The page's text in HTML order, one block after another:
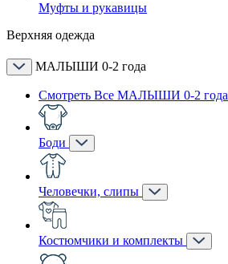
Муфты и рукавицы
Верхняя одежда
МАЛЫШИ 0-2 года
Смотреть Все МАЛЫШИ 0-2 года
Боди
Человечки, слипы
Костюмчики и комплекты